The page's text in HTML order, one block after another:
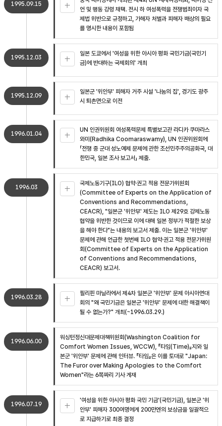
1995.09.15
언 및 행동 강령 채택. 전시 하 여성폭력을 전쟁범죄이자 국
제법 위반으로 규정하고, 가해자 처벌과 피해자 배상의 필요
를 명시한 내용이 포함됨
1995.12.03
일본 도쿄에서 '여성을 위한 아시아 평화 국민기금(국민기
금)에 반대하는 국제회의' 개최
1995.12.09
일본군 '위안부' 피해자 거주 시설 '나눔의 집', 경기도 광주
시 퇴촌면으로 이전
1996.01.04
UN 인권위원회 여성폭력문제 특별보고관 라디카 쿠마라스
와미(Radhika Coomaraswamy), UN 인권위원회에
「전쟁 중 군대 성노예제 문제에 관한 조선민주주의공화국, 대
한민국, 일본 조사 보고서」 제출.
1996.03
국제노동기구(ILO) 협약·권고 적용 전문가위원회
(Committee of Experts on the Application of
Conventions and Recommendations,
CEACR), "일본군 '위안부' 제도는 ILO 제29호 강제노동
협약을 위반한 것이므로 이에 대해 일본 정부가 적절한 보상
을 해야 한다"는 내용의 보고서 제출. 이는 일본군 '위안부'
문제에 관해 언급한 첫번째 ILO 협약·권고 적용 전문가위원
회(Committee of Experts on the Application
of Conventions and Recommendations,
CEACR) 보고서.
1996.03.28
필리핀 마닐라에서 제4차 일본군 '위안부' 문제 아시아연대
회의 "왜 국민기금은 일본군 '위안부' 문제에 대한 해결책이
될 수 없는가?" 개최(~1996.03.29.)
1996.06.00
워싱턴정신대문제대책위원회(Washington Coalition for
Comfort Women Issues, WCCW), 『타임(Time)』지와 일
본군 '위안부' 문제에 관해 인터뷰. 『타임』은 이를 토대로 "Japan:
The Furor over Making Apologies to the Comfort
Women"라는 6쪽짜리 기사 게재
1996.07.19
'여성을 위한 아시아 평화 국민 기금'(국민기금), 일본군 '위
안부' 피해자 300여명에게 200만엔의 보상금을 일괄적으
로 지급하기로 최종 결정